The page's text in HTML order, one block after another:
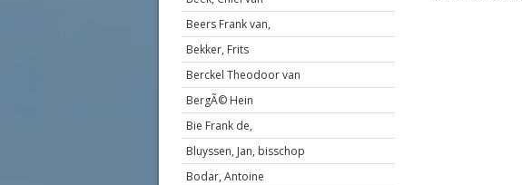
Beers Frank van,
Bekker, Frits
Berckel Theodoor van
BergÃ© Hein
Bie Frank de,
Bluyssen, Jan, bisschop
Bodar, Antoine